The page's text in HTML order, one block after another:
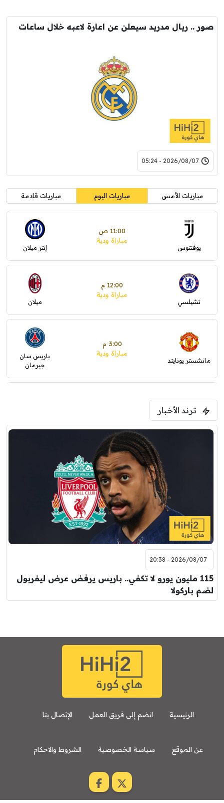
صور .. ريال مدريد سيعلن عن اعارة لاعبه خلال ساعات
2026/08/07 - 05:24
مباريات الأمس مباريات اليوم مباريات قادمة
يوفنتوس
11:00 ص
مباراة ودية
إنتر ميلان
تشيلسي
12:00 م
مباراة ودية
ميلان
مانشستر يونايتد
3:00 م
مباراة ودية
باريس سان
جيرمان
فرينتسفاروشي
7:00 م
مباراة ودية
نوتنغهام فورست
اودينيزي
8:00 م
مباراة ودية
ترند الأخبار
2026/08/07 - 20:38
115 مليون يورو لا تكفي.. باريس يرفض عرض ليفربول
لضم باركولا
الرئيسية انضم إلى فريق العمل الإتصال بنا
عن الموقع سياسة الخصوصية الشروط والاحكام